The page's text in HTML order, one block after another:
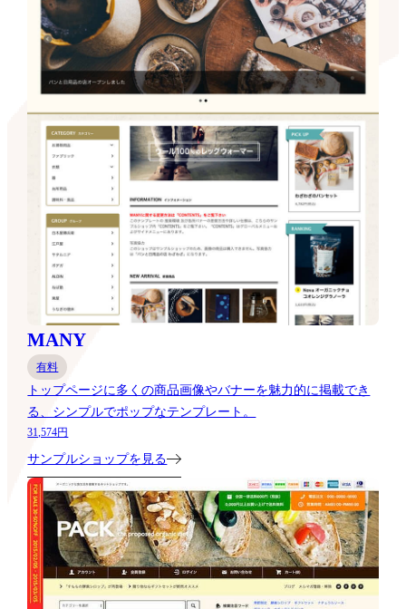
MANY
有料
トップページに多くの商品画像やバナーを魅力的に掲載でき
る、シンプルでポップなテンプレート。
31,574円
サンプルショップを見る